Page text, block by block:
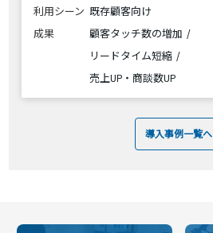
利用シーン 既存顧客向け
成果
顧客タッチ数の増加
リードタイム短縮
売上UP・商談数UP
導入事例一覧へ